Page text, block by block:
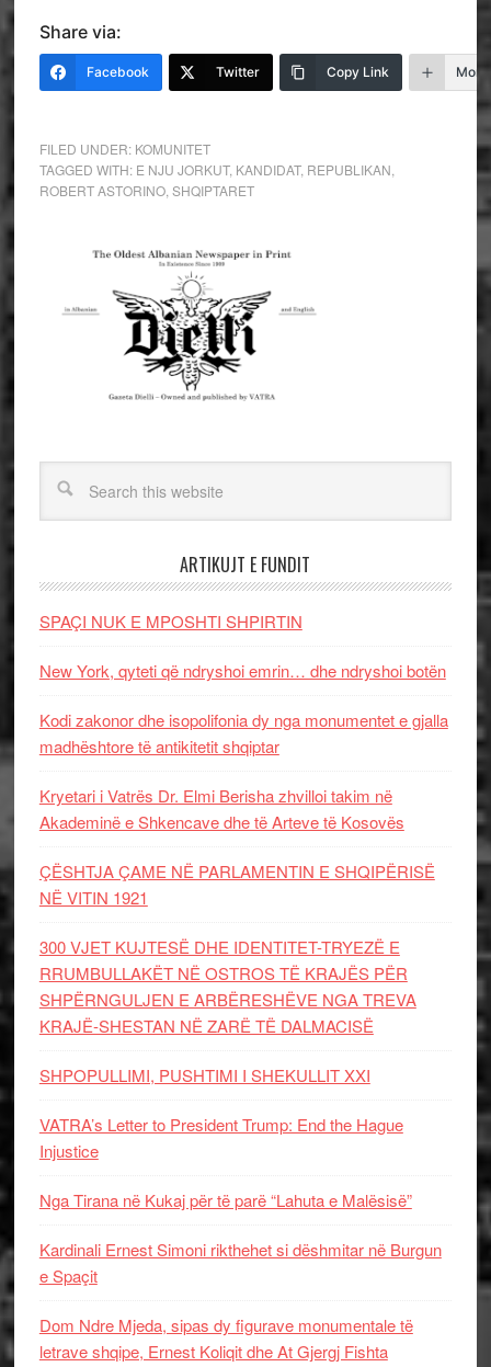
Share via:
Facebook Twitter Copy Link More
FILED UNDER: KOMUNITET
TAGGED WITH: E NJU JORKUT, KANDIDAT, REPUBLIKAN
ROBERT ASTORINO, SHQIPTARET
ARTIKUJT E FUNDIT
SPAÇI NUK E MPOSHTI SHPIRTIN
New York, qyteti që ndryshoi emrin… dhe ndryshoi botën
Kodi zakonor dhe isopolifonia dy nga monumentet e gjalla
madhështore të antikitetit shqiptar
Kryetari i Vatrës Dr. Elmi Berisha zhvilloi takim në
Akademinë e Shkencave dhe të Arteve të Kosovës
ÇËSHTJA ÇAME NË PARLAMENTIN E SHQIPËRISË
NË VITIN 1921
300 VJET KUJTESË DHE IDENTITET-TRYEZË E
RRUMBULLAKËT NË OSTROS TË KRAJËS PËR
SHPËRNGULJEN E ARBËRESHËVE NGA TREVA
KRAJË-SHESTAN NË ZARË TË DALMACISË
SHPOPULLIMI, PUSHTIMI I SHEKULLIT XXI
VATRA’s Letter to President Trump: End the Hague
Injustice
Nga Tirana në Kukaj për të parë “Lahuta e Malësisë”
Kardinali Ernest Simoni rikthehet si dëshmitar në Burgun
e Spaçit
Dom Ndre Mjeda, sipas dy figurave monumentale të
letrave shqipe, Ernest Koliqit dhe At Gjergj Fishta